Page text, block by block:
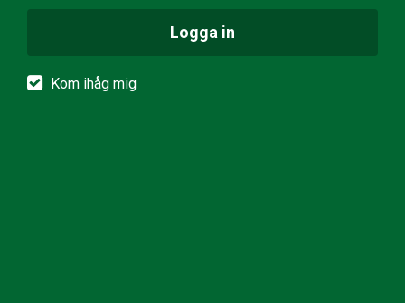
Logga in
Kom ihåg mig